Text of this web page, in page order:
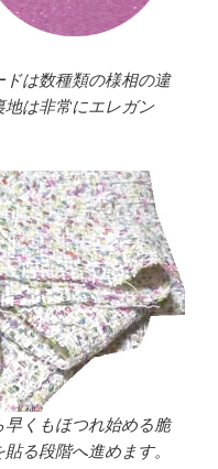
は数種類の様相の違
地は非常にエレガン
くもほつれ始める脆
る段階へ進めます。